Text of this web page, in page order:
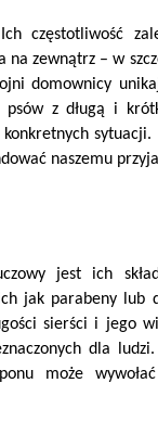
częstotliwość
zewnątrz – w
domownicy
psów z długą i
naszemu
jest ich
jak parabeny lub
sierści i jego
dla
może